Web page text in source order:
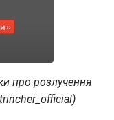
про розлучення